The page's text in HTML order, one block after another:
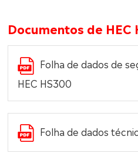
Documentos de HEC
Folha de dados de
HEC HS300
Folha de dados